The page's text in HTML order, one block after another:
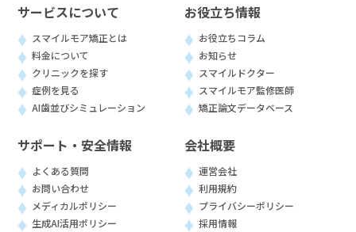
サービスについて
スマイルモア矯正とは
料金について
クリニックを探す
症例を見る
AI歯並びシミュレーション
お役立ち情報
お役立ちコラム
お知らせ
スマイルドクター
スマイルモア監修医師
矯正論文データベース
サポート・安全情報
よくある質問
お問い合わせ
メディカルポリシー
生成AI活用ポリシー
会社概要
運営会社
利用規約
プライバシーポリシー
採用情報